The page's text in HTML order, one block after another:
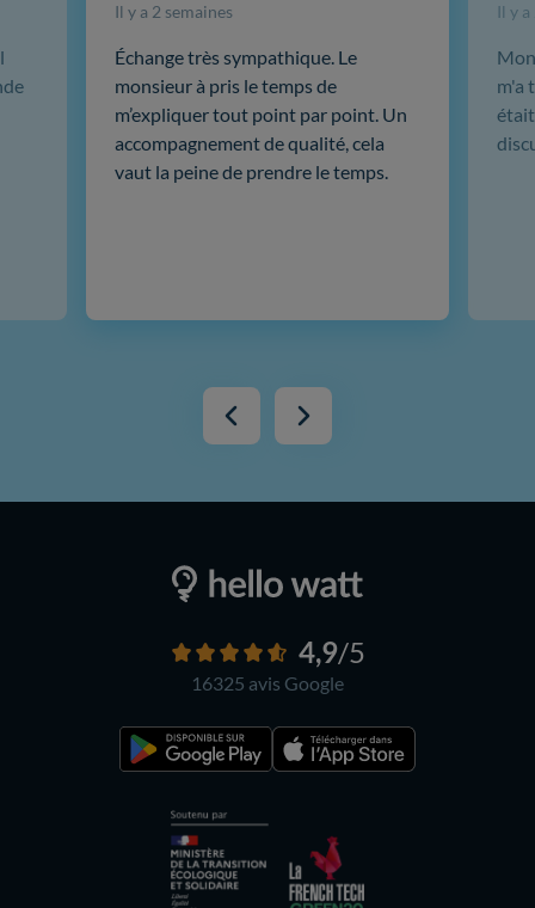
Il y a 2 semaines
Échange très sympathique. Le
monsieur à pris le temps de
m’expliquer tout point par point. Un
accompagnement de qualité, cela
vaut la peine de prendre le temps.
Il y
m'a
4,9/5
16325 avis Google